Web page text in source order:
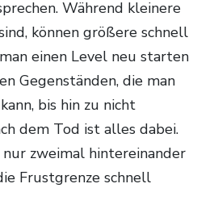
Während kleinere
können größere schnell
einen Level neu starten
Gegenständen, die man
bis hin zu nicht
dem Tod ist alles dabei.
nur zweimal hintereinander
Frustgrenze schnell